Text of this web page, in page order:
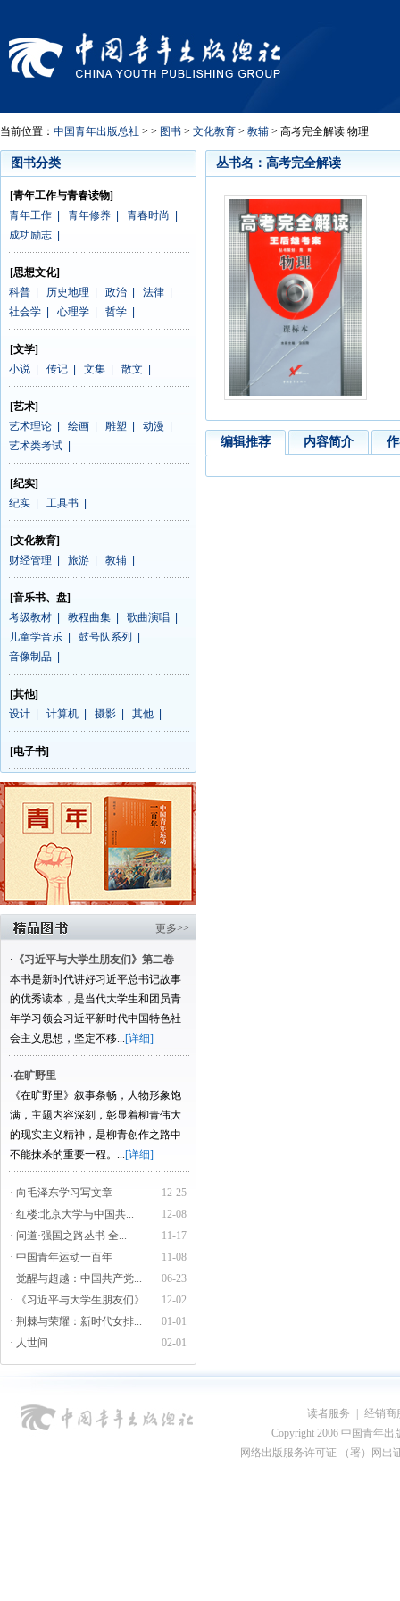
当前位置： 中国青年出版总社 > > 图书 > 文化教育 > 教辅 > 高考完全解读 物理
图书分类
[青年工作与青春读物]
青年工作
青年修养 青春时尚
成功励志
[思想文化]
科普
历史地理 政治 法律
社会学
心理学 哲学
[文学]
小说
传记 文集 散文
[艺术]
艺术理论
绘画 雕塑 动漫
艺术类考试
[纪实]
纪实
工具书
[文化教育]
财经管理
旅游 教辅
[音乐书、盘]
考级教材
教程曲集 歌曲演唱
儿童学音乐
鼓号队系列
音像制品
[其他]
设计
计算机 摄影 其他
[电子书]
更多>>
· 《习近平与大学生朋友们》第二卷
本书是新时代讲好习近平总书记故事
的优秀读本，是当代大学生和团员青
年学习领会习近平新时代中国特色社
会主义思想，坚定不移...[详细]
·在旷野里
《在旷野里》叙事条畅，人物形象饱
满，主题内容深刻，彰显着柳青伟大
的现实主义精神，是柳青创作之路中
不能抹杀的重要一程。...[详细]
12-25
· 向毛泽东学习写文章
12-08
· 红楼:北京大学与中国共...
11-17
· 问道·强国之路丛书 全...
11-08
· 中国青年运动一百年
06-23
· 觉醒与超越：中国共产党...
12-02
· 《习近平与大学生朋友们》
01-01
· 荆棘与荣耀：新时代女排...
02-01
· 人世间
丛书名：高考完全解读
编辑推荐 内容简介
读者服务
经销商
Copyright 2006 中国青年出
网络出版服务许可证 （署）网出